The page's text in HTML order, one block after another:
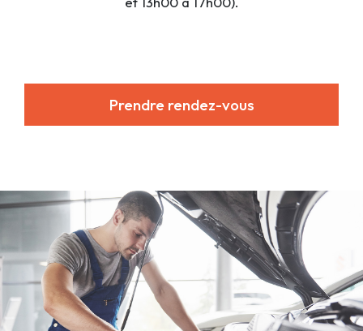
Prendre rendez-vous